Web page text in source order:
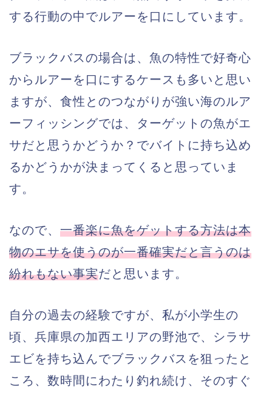
する行動の中でルアーを口にしています。
ブラックバスの場合は、魚の特性で好奇心
からルアーを口にするケースも多いと思い
ますが、食性とのつながりが強い海のルア
ーフィッシングでは、ターゲットの魚がエ
サだと思うかどうか？でバイトに持ち込め
るかどうかが決まってくると思っていま
す。
なので、 一番楽に魚をゲットする方法は本
物のエサを使うのが一番確実だと言うのは
紛れもない事実だと思います。
自分の過去の経験ですが、私が小学生の
頃、兵庫県の加西エリアの野池で、シラサ
エビを持ち込んでブラックバスを狙ったと
ころ、数時間にわたり釣れ続け、そのすぐ